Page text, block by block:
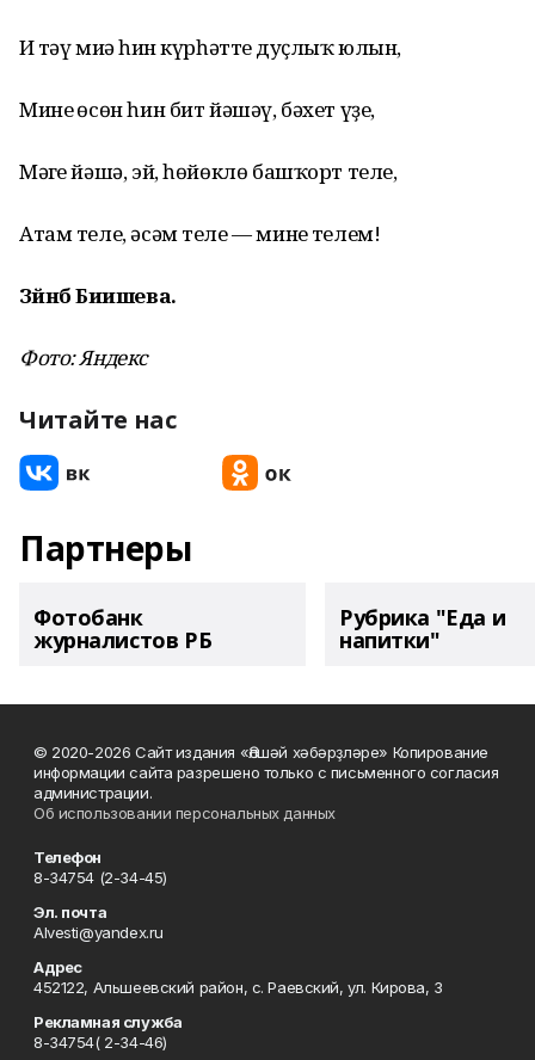
Иң тәү миңә һин күрһәттең дуҫлыҡ юлын,
Минең өсөн һин бит йәшәү, бәхет үҙең,
Мәңге йәшә, эй, һөйөклө башҡорт теле,
Атам теле, әсәм теле — минең телем!
Зәйнәб Биишева.
Фото: Яндекс
Читайте нас
Партнеры
Фотобанк
журналистов РБ
Рубрика "Еда и
напитки"
© 2020-2026 Сайт издания «Әлшәй хәбәрҙләре» Копирование
информации сайта разрешено только с письменного согласия
администрации.
Об использовании персональных данных
Телефон
8-34754 (2-34-45)
Эл. почта
Alvesti@yandex.ru
Адрес
452122, Альшеевский район, с. Раевский, ул. Кирова, 3
Рекламная служба
8-34754( 2-34-46)